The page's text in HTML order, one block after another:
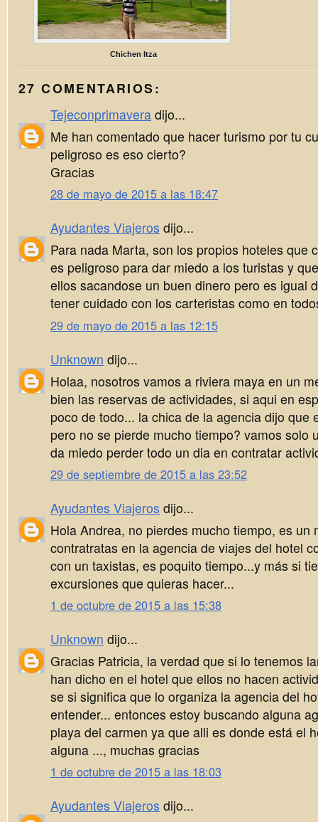
Chichen Itza
27 COMENTARIOS:
Tejeconprimavera dijo...
Me han comentado que hacer turismo por tu
peligroso es eso cierto?
Gracias
28 de mayo de 2015 a las 18:47
Ayudantes Viajeros dijo...
Para nada Marta, son los propios hoteles que
es peligroso para dar miedo a los turistas y
ellos sacandose un buen dinero pero es igual
tener cuidado con los carteristas como en
29 de mayo de 2015 a las 12:15
Unknown dijo...
Holaa, nosotros vamos a riviera maya en un
bien las reservas de actividades, si aqui en
poco de todo... la chica de la agencia dijo que
pero no se pierde mucho tiempo? vamos solo
da miedo perder todo un dia en contratar
29 de septiembre de 2015 a las 23:52
Ayudantes Viajeros dijo...
Hola Andrea, no pierdes mucho tiempo, es un
contratratas en la agencia de viajes del hotel
con un taxistas, es poquito tiempo...y más si
excursiones que quieras hacer...
1 de octubre de 2015 a las 15:38
Unknown dijo...
Gracias Patricia, la verdad que si lo tenemos
han dicho en el hotel que ellos no hacen
se si significa que lo organiza la agencia del
entender... entonces estoy buscando alguna
playa del carmen ya que alli es donde está el
alguna ..., muchas gracias
1 de octubre de 2015 a las 18:03
Ayudantes Viajeros dijo...